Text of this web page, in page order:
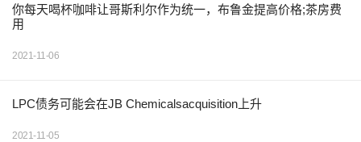
你每天喝杯咖啡让哥斯利尔作为统一，布鲁金提高价格;茶房费
用
2021-11-06
LPC债务可能会在JB Chemicalsacquisition上升
2021-11-05